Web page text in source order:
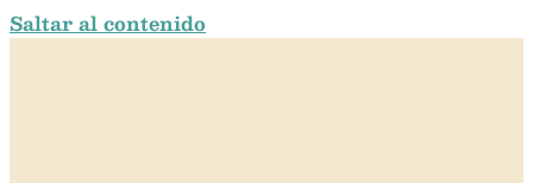
Saltar al contenido